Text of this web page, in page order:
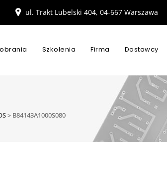
ul. Trakt Lubelski 404, 04-667 Warszawa
Szkolenia Firma Dostawcy
> B84143A1000S080